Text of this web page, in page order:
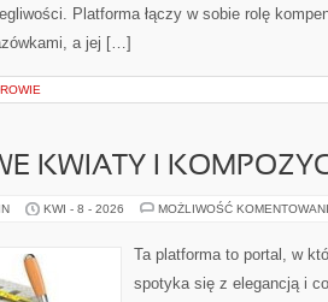
Platforma łączy w sobie rolę
a jej […]
KWIATY I
KWI - 8 - 2026 MOŻLIWOŚĆ
Ta platforma to portal, w
spotyka się z elegancją i